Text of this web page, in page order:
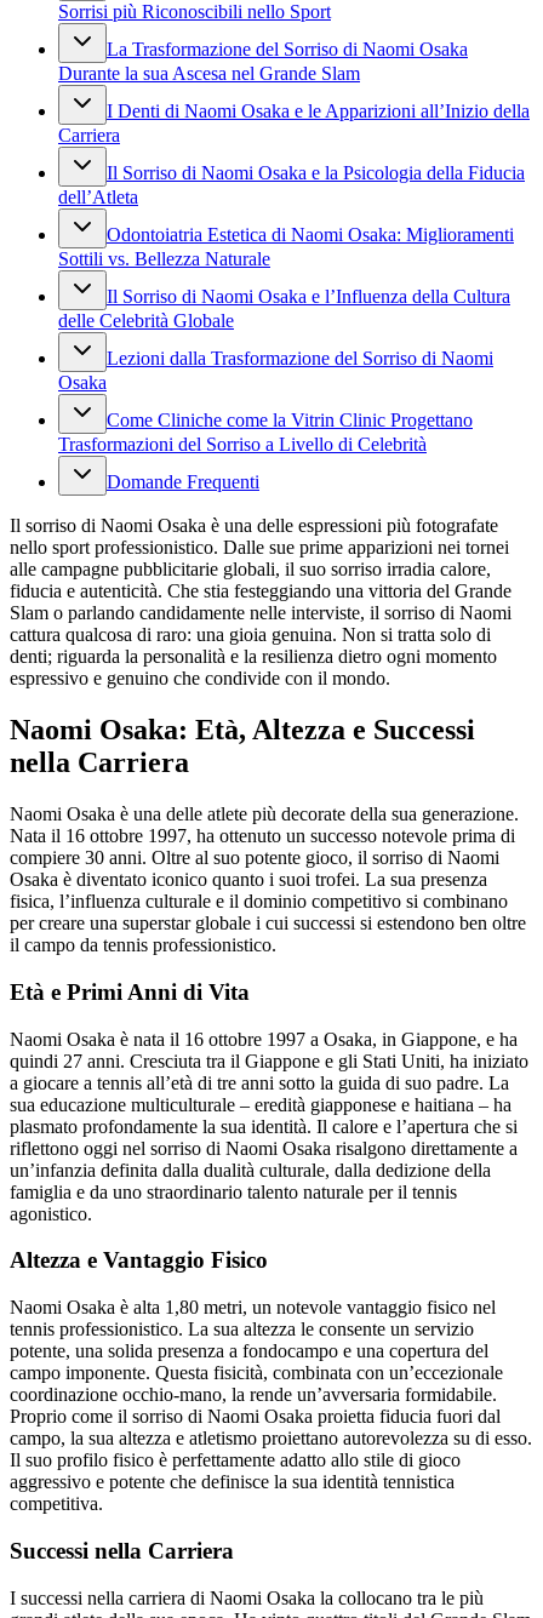
Sorrisi più Riconoscibili nello Sport
La Trasformazione del Sorriso di Naomi Osaka
Durante la sua Ascesa nel Grande Slam
I Denti di Naomi Osaka e le Apparizioni all’Inizio della
Carriera
Il Sorriso di Naomi Osaka e la Psicologia della Fiducia
dell’Atleta
Odontoiatria Estetica di Naomi Osaka: Miglioramenti
Sottili vs. Bellezza Naturale
Il Sorriso di Naomi Osaka e l’Influenza della Cultura
delle Celebrità Globale
Lezioni dalla Trasformazione del Sorriso di Naomi
Osaka
Come Cliniche come la Vitrin Clinic Progettano
Trasformazioni del Sorriso a Livello di Celebrità
Domande Frequenti
Il sorriso di Naomi Osaka è una delle espressioni più fotografate
nello sport professionistico. Dalle sue prime apparizioni nei tornei
alle campagne pubblicitarie globali, il suo sorriso irradia calore,
fiducia e autenticità. Che stia festeggiando una vittoria del Grande
Slam o parlando candidamente nelle interviste, il sorriso di Naomi
cattura qualcosa di raro: una gioia genuina. Non si tratta solo di
denti; riguarda la personalità e la resilienza dietro ogni momento
espressivo e genuino che condivide con il mondo.
Naomi Osaka: Età, Altezza e Successi
nella Carriera
Naomi Osaka è una delle atlete più decorate della sua generazione.
Nata il 16 ottobre 1997, ha ottenuto un successo notevole prima di
compiere 30 anni. Oltre al suo potente gioco, il sorriso di Naomi
Osaka è diventato iconico quanto i suoi trofei. La sua presenza
fisica, l’influenza culturale e il dominio competitivo si combinano
per creare una superstar globale i cui successi si estendono ben oltre
il campo da tennis professionistico.
Età e Primi Anni di Vita
Naomi Osaka è nata il 16 ottobre 1997 a Osaka, in Giappone, e ha
quindi 27 anni. Cresciuta tra il Giappone e gli Stati Uniti, ha iniziato
a giocare a tennis all’età di tre anni sotto la guida di suo padre. La
sua educazione multiculturale – eredità giapponese e haitiana – ha
plasmato profondamente la sua identità. Il calore e l’apertura che si
riflettono oggi nel sorriso di Naomi Osaka risalgono direttamente a
un’infanzia definita dalla dualità culturale, dalla dedizione della
famiglia e da uno straordinario talento naturale per il tennis
agonistico.
Altezza e Vantaggio Fisico
Naomi Osaka è alta 1,80 metri, un notevole vantaggio fisico nel
tennis professionistico. La sua altezza le consente un servizio
potente, una solida presenza a fondocampo e una copertura del
campo imponente. Questa fisicità, combinata con un’eccezionale
coordinazione occhio-mano, la rende un’avversaria formidabile.
Proprio come il sorriso di Naomi Osaka proietta fiducia fuori dal
campo, la sua altezza e atletismo proiettano autorevolezza su di esso.
Il suo profilo fisico è perfettamente adatto allo stile di gioco
aggressivo e potente che definisce la sua identità tennistica
competitiva.
Successi nella Carriera
I successi nella carriera di Naomi Osaka la collocano tra le più